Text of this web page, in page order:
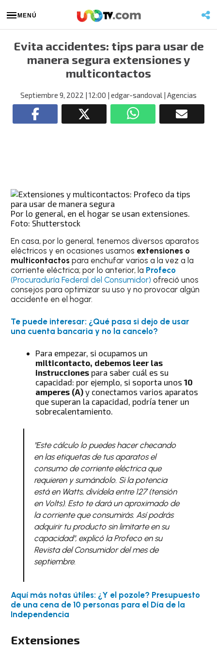
MENÚ
Evita accidentes: tips para usar de
manera segura extensiones y
multicontactos
Septiembre 9, 2022 | 12:00 | edgar-sandoval | Agencias
Por lo general, en el hogar se usan extensiones.
Foto: Shutterstock
En casa, por lo general, tenemos diversos aparatos
eléctricos y en ocasiones usamos extensiones o
multicontactospara enchufar varios a la vez a la
corriente eléctrica; por lo anterior, la Profeco
(Procuraduría Federal del Consumidor) ofreció unos
consejos para optimizar su uso y no provocar algún
accidente en el hogar.
Te puede interesar: ¿Qué pasa si dejo de usar
una cuenta bancaria y no la cancelo?
Para empezar, si ocupamos un
milticontacto, debemos leer las
instrucciones para saber cuál es su
capacidad: por ejemplo, si soporta unos10
amperes (A) y conectamos varios aparatos
que superan la capacidad, podría tener un
sobrecalentamiento.
"Este cálculo lo puedes hacer checando
en las etiquetas de tus aparatos el
consumo de corriente eléctrica que
requieren y sumándolo. Si la potencia
está en Watts, divídela entre 127 (tensión
en Volts). Esto te dará un aproximado de
la corriente que consumirás. Así podrás
adquirir tu producto sin limitarte en su
capacidad", explicó la Profeco en su
Revista del Consumidordel mes de
septiembre.
Aquí más notas útiles: ¿Y el pozole? Presupuesto
de una cena de 10 personas para el Día de la
Independencia
Extensiones